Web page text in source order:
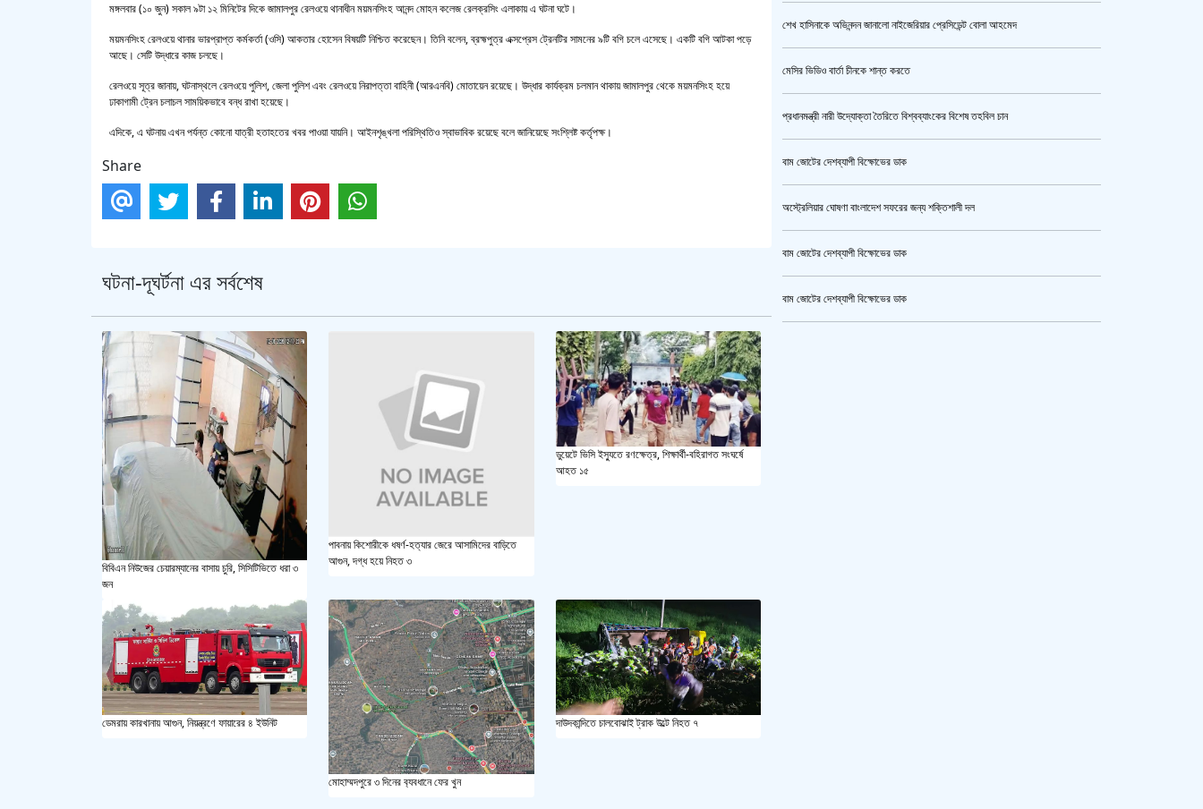
মঙ্গলবার (১০ জুন) সকাল ৯টা ১২ মিনিটের দিকে জামালপুর রেলওয়ে থানাধীন ময়মনসিংহ আনন্দ মোহন কলেজ রেলক্রসিং এলাকায় এ ঘটনা ঘটে।
ময়মনসিংহ রেলওয়ে থানার ভারপ্রাপ্ত কর্মকর্তা (ওসি) আকতার হোসেন বিষয়টি নিশ্চিত করেছেন। তিনি বলেন, ব্রহ্মপুত্র এক্সপ্রেস ট্রেনটির সামনের ৯টি বগি চলে এসেছে। একটি বগি আটকা পড়ে
আছে। সেটি উদ্ধারে কাজ চলছে।
রেলওয়ে সূত্র জানায়, ঘটনাস্থলে রেলওয়ে পুলিশ, জেলা পুলিশ এবং রেলওয়ে নিরাপত্তা বাহিনী (আরএনবি) মোতায়েন রয়েছে। উদ্ধার কার্যক্রম চলমান থাকায় জামালপুর থেকে ময়মনসিংহ হয়ে
ঢাকাগামী ট্রেন চলাচল সাময়িকভাবে বন্ধ রাখা হয়েছে।
এদিকে, এ ঘটনায় এখন পর্যন্ত কোনো যাত্রী হতাহতের খবর পাওয়া যায়নি। আইনশৃঙ্খলা পরিস্থিতিও স্বাভাবিক রয়েছে বলে জানিয়েছে সংশ্লিষ্ট কর্তৃপক্ষ।
Share
ঘটনা-দূঘর্টনা এর সর্বশেষ
বিবিএন নিউজের চেয়ারম্যানের বাসায় চুরি, সিসিটিভিতে ধরা ৩
জন
পাবনায় কিশোরীকে ধষর্ণ-হত্যার জেরে আসামিদের বাড়িতে
আগুন, দগ্ধ হয়ে নিহত ৩
ডুয়েটে ভিসি ইস্যুতে রণক্ষেত্র, শিক্ষার্থী-বহিরাগত সংঘর্ষে
আহত ১৫
ডেমরায় কারখানায় আগুন, নিয়ন্ত্রণে ফায়ারের ৪ ইউনিট
মোহাম্মদপুরে ৩ দিনের ব‍্যবধানে ফের খুন
দাউদকান্দিতে চালবোঝাই ট্রাক উল্টে নিহত ৭
পুলিশ কোনো বিশেষ দলের বা গোষ্ঠীর
উর্বশীর অন্তরঙ্গ ভিডিও ফাঁস
শেখ হাসিনাকে অভিনন্দন জানালো নাইজেরিয়ার প্রেসিডেন্ট বোলা আহমেদ
মেসির ভিডিও বার্তা চীনকে শান্ত করতে
প্রধানমন্ত্রী নারী উদ্যোক্তা তৈরিতে বিশ্বব্যাংকের বিশেষ তহবিল চান
বাম জোটের দেশব্যাপী বিক্ষোভের ডাক
অস্ট্রেলিয়ার ঘোষণা বাংলাদেশ সফরের জন্য শক্তিশালী দল
বাম জোটের দেশব্যাপী বিক্ষোভের ডাক
বাম জোটের দেশব্যাপী বিক্ষোভের ডাক